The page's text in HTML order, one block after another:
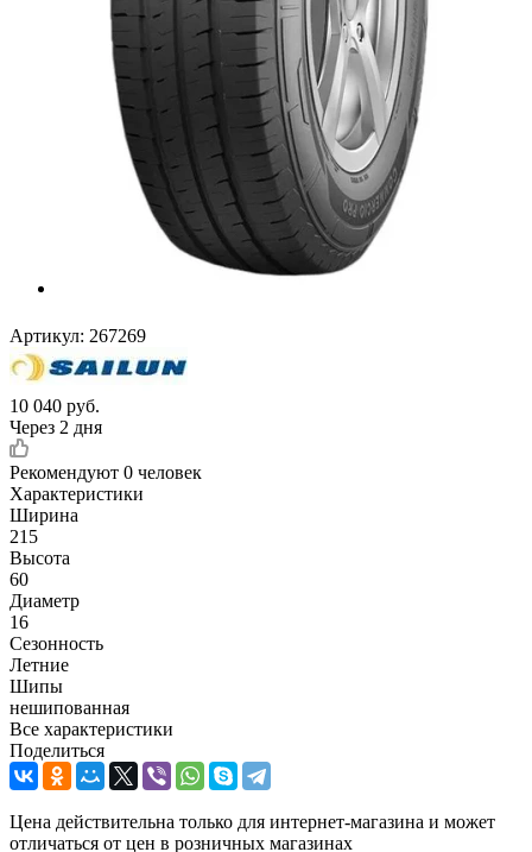
Артикул: 267269
10 040 руб.
Через 2 дня
Рекомендуют 0 человек
Характеристики
Ширина
215
Высота
60
Диаметр
16
Сезонность
Летние
Шипы
нешипованная
Все характеристики
Поделиться
Цена действительна только для интернет-магазина и может
отличаться от цен в розничных магазинах